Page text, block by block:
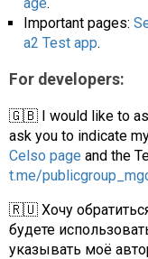
Important pages:
a2 Test app.
For developers:
🇬🇧 I would like to
ask you to indicate
Celso page and the
t.me/
🇷🇺 Хочу
будете
указывать моё